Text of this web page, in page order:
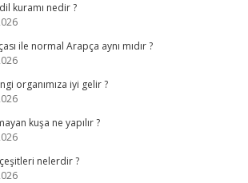
kuramı nedir ?
ile normal Arapça aynı mıdır ?
organımıza iyi gelir ?
kuşa ne yapılır ?
nelerdir ?